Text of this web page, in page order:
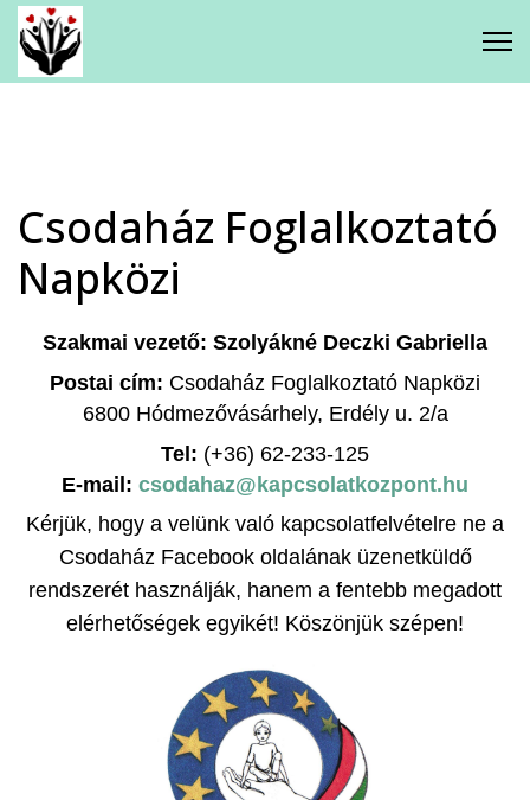
Központ
Foglalkoztató Napközi
Szolgálat
Mikkamakka Integratív Családi
Csodaház Foglalkoztató
Napközi
Szakmai vezető: Szolyákné Deczki Gabriella
Postai cím: Csodaház Foglalkoztató Napközi
6800 Hódmezővásárhely, Erdély u. 2/a
Tel: (+36) 62-233-125
E-mail: csodahaz@kapcsolatkozpont.hu
Kérjük, hogy a velünk való kapcsolatfelvételre ne a
Csodaház Facebook oldalának üzenetküldő
rendszerét használják, hanem a fentebb megadott
elérhetőségek egyikét! Köszönjük szépen!